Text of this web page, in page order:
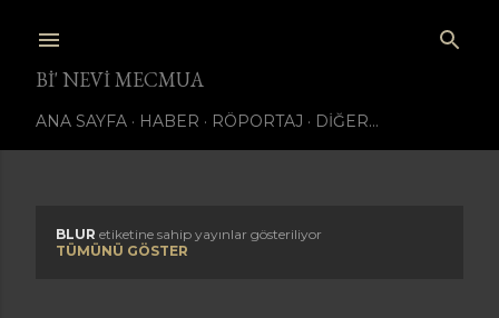
BI' NEVI MECMUA
ANA SAYFA HABER RÖPORTAJ DIĞER…
KBLUR etiketine sahip yayınlar gösteriliyor
TÜMÜNÜ GÖSTER